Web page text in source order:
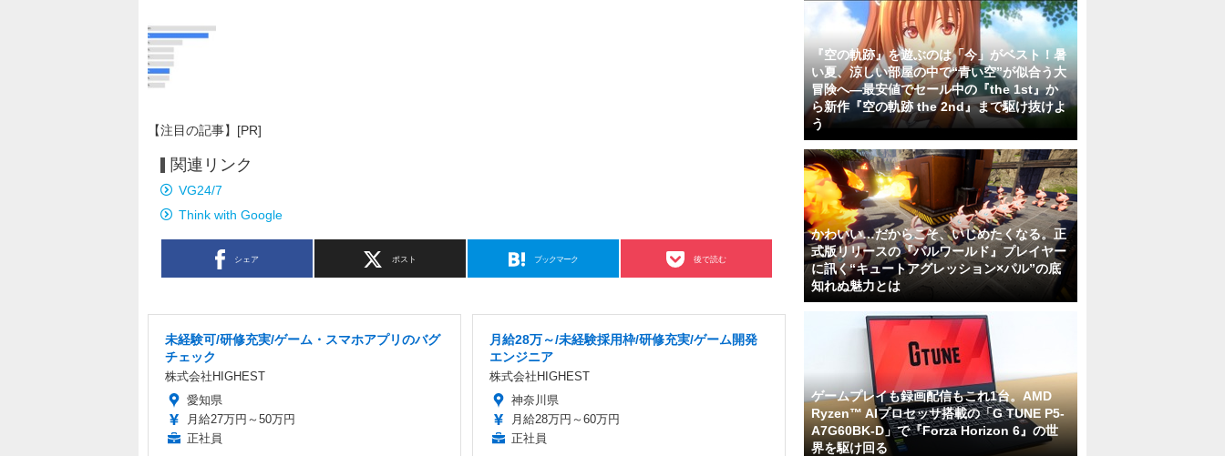
【注目の記事】[PR]
関連リンク
VG24/7
Think with Google
シェア ポスト ブックマーク 後で読む
未経験可/研修充実/ゲーム・スマホアプリのバグ
チェック
株式会社HIGHEST
愛知県
月給27万円～50万円
正社員
月給28万～/未経験採用枠/研修充実/ゲーム開発
エンジニア
株式会社HIGHEST
神奈川県
月給28万円～60万円
正社員
『空の軌跡』を遊ぶのは「今」がベスト！暑
い夏、涼しい部屋の中で“青い空”が似合う大
冒険へ―最安値でセール中の『the 1st』か
ら新作『空の軌跡 the 2nd』まで駆け抜けよ
う
かわいい…だからこそ、いじめたくなる。正
式版リリースの『パルワールド』プレイヤー
に訊く“キュートアグレッション×パル”の底
知れぬ魅力とは
ゲームプレイも録画配信もこれ1台。AMD
Ryzen™ AIプロセッサ搭載の「G TUNE P5-
A7G60BK-D」で『Forza Horizon 6』の世
界を駆け回る